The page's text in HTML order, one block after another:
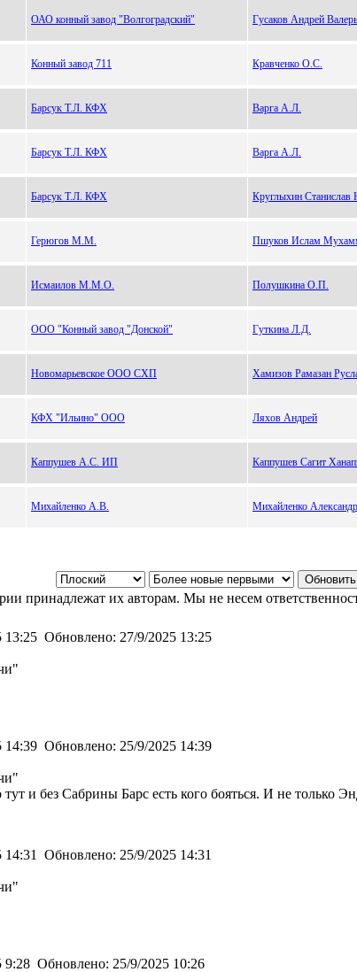
ОАО конный завод "Волгоградский" Гусаков Андрей
Конный завод 711 Кравченко О.С.
Барсук Т.Л. КФХ Варга А.Л.
Барсук Т.Л. КФХ Варга А.Л.
Барсук Т.Л. КФХ Круглыхин Станислав
Герюгов М.М. Пшуков Ислам
Исмаилов М.М.О. Полушкина О.П.
ООО "Конный завод "Донской" Гуткина Л.Д.
Новомарьевское ООО СХП Хамизов Рамазан
КФХ "Ильино" ООО Ляхов Андрей
Каппушев А.С. ИП Каппушев Сагит
Михайленко А.В. Михайленко
принадлежат их авторам. Мы не несем
13:25 Обновлено: 27/9/2025 13:25
14:39 Обновлено: 25/9/2025 14:39
и без Сабрины Барс есть кого бояться. И не только
14:31 Обновлено: 25/9/2025 14:31
9:28 Обновлено: 25/9/2025 10:26